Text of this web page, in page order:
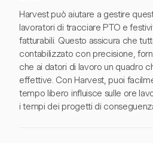
Harvest può aiutare a gestire
lavoratori di tracciare PTO e
fatturabili. Questo assicura che
contabilizzato con precisione,
che ai datori di lavoro un quadro
effettive. Con Harvest, puoi
tempo libero influisce sulle ore
i tempi dei progetti di